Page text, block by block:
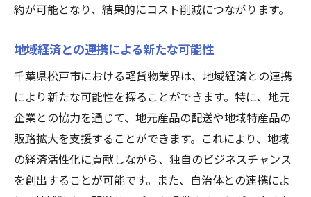
約が可能となり、結果的にコスト削減につながります。
地域経済との連携による新たな可能性
千葉県松戸市における軽貨物業界は、地域経済との連携
により新たな可能性を探ることができます。特に、地元
企業との協力を通じて、地元産品の配送や地域特産品の
販路拡大を支援することができます。これにより、地域
の経済活性化に貢献しながら、独自のビジネスチャンス
を創出することが可能です。また、自治体との連携によ